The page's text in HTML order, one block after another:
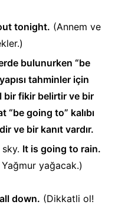
tonight. (Annem ve
bulunurken “be
tahminler için
bir fikir belirtir ve bir
“be going to” kalıbı
ve bir kanıt vardır.
It is going to rain.
yağacak.)
down. (Dikkatli ol!